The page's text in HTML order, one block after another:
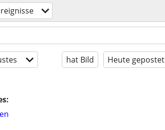
hat Bild Heute gepostet